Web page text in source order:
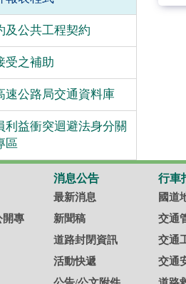
及公共工程契約
受之補助
速公路局交通資料庫
利益衝突迴避法身分關
區
開專
消息公告
最新消息
新聞稿
道路封閉資訊
活動快遞
行車
國道
交通
交通
交通